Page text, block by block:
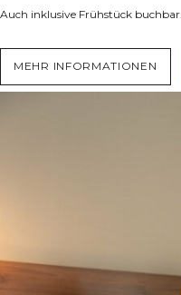
Auch inklusive Frühstück buchbar.
MEHR INFORMATIONEN